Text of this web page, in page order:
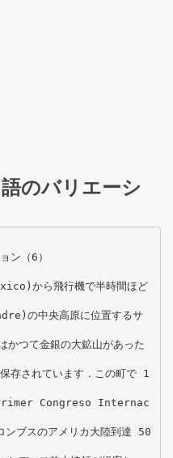
のバリエーシ
ン（6）
から飛行機で半時間ほど
の中央高原に位置するサ
つて金銀の大鉱山があった
存されています．この町で 1
(Primer Congreso Internac
ブスのアメリカ大陸到達 50